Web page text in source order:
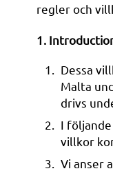
regler och
1.
Dessa
Malta
drivs
I
villkor
Vi anser